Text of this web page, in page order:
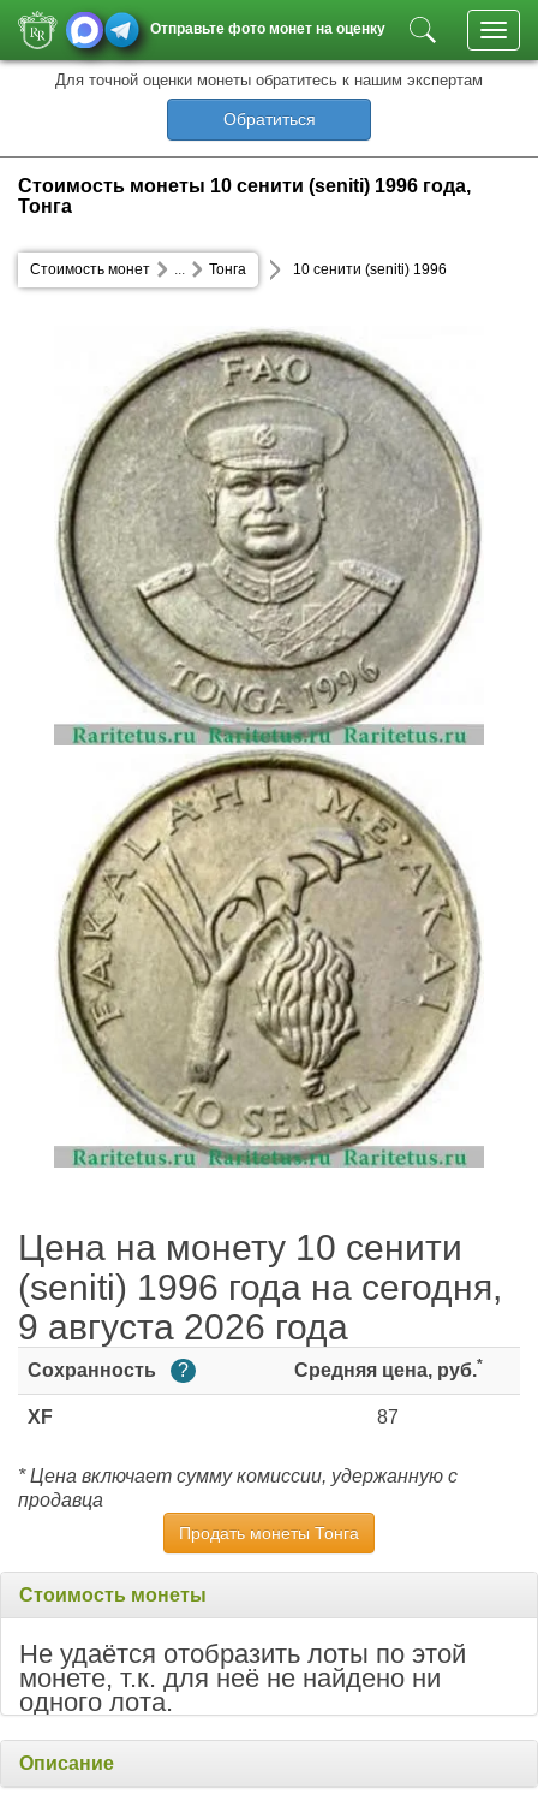
Отправьте фото монет на оценку
Для точной оценки монеты обратитесь к нашим экспертам
Обратиться
Стоимость монеты 10 сенити (seniti) 1996 года,
Тонга
Стоимость монет Тонга
... 10 сенити (seniti) 1996
Цена на монету 10 сенити
(seniti) 1996 года на сегодня,
9 августа 2026 года
Сохранность ? Средняя цена, руб.*
XF 87
* Цена включает сумму комиссии, удержанную с
продавца
Продать монеты Тонга
Стоимость монеты
Не удаётся отобразить лоты по этой
монете, т.к. для неё не найдено ни
одного лота.
Описание